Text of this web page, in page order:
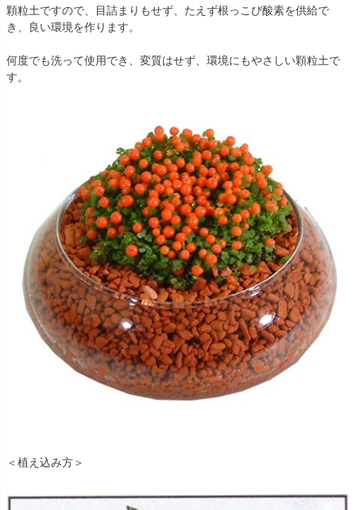
顆粒土ですので、目詰まりもせず、たえず根っこび酸素を供給で
き、良い環境を作ります。
何度でも洗って使用でき、変質はせず、環境にもやさしい顆粒土で
す。
＜植え込み方＞